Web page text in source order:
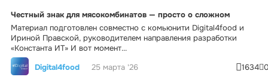
Честный знак для мясокомбинатов — просто о сложном
Материал подготовлен совместно с комьюнити Digital4food и
Ириной Правской, руководителем направления разработки
«Константа ИТ» И вот момент...
Digital4food
25 марта '26 1634